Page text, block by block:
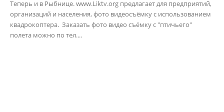
Теперь и в Рыбнице. www.Liktv.org предлагает для предприятий,
организаций и населения, фото видеосъёмку с использованием
квадрокоптера. Заказать фото видео съёмку с "птичьего"
полета можно по тел....